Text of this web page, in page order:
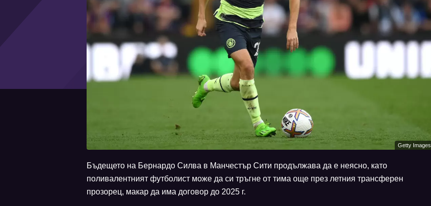
Getty Images
Бъдещето на Бернардо Силва в Манчестър Сити продължава да е неясно, като
поливалентният футболист може да си тръгне от тима още през летния трансферен
прозорец, макар да има договор до 2025 г.